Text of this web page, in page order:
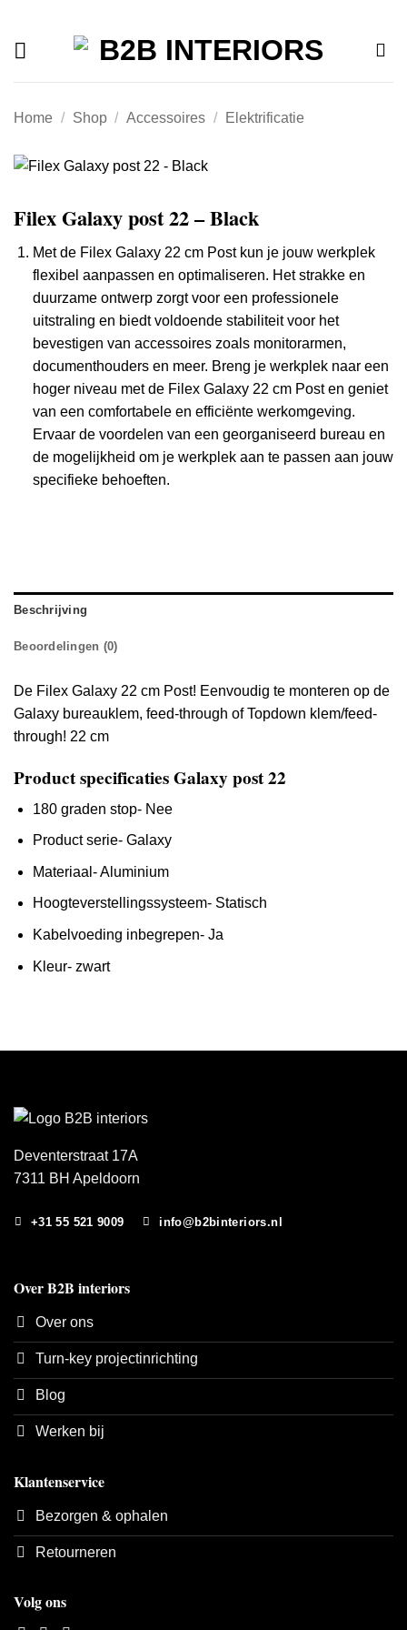
inhoud
Home / Shop / Accessoires / Elektrificatie
Filex Galaxy post 22 – Black
Met de Filex Galaxy 22 cm Post kun je jouw werkplek
flexibel aanpassen en optimaliseren. Het strakke en
duurzame ontwerp zorgt voor een professionele
uitstraling en biedt voldoende stabiliteit voor het
bevestigen van accessoires zoals monitorarmen,
documenthouders en meer. Breng je werkplek naar een
hoger niveau met de Filex Galaxy 22 cm Post en geniet
van een comfortabele en efficiënte werkomgeving.
Ervaar de voordelen van een georganiseerd bureau en
de mogelijkheid om je werkplek aan te passen aan jouw
specifieke behoeften.
Beschrijving
Beoordelingen (0)
De Filex Galaxy 22 cm Post! Eenvoudig te monteren op de
Galaxy bureauklem, feed-through of Topdown klem/feed-
through! 22 cm
Product specificaties Galaxy post 22
180 graden stop- Nee
Product serie- Galaxy
Materiaal- Aluminium
Hoogteverstellingssysteem- Statisch
Kabelvoeding inbegrepen- Ja
Kleur- zwart
Deventerstraat 17A
7311 BH Apeldoorn
+31 55 521 9009 info@b2binteriors.nl
Over B2B interiors
Over ons
Turn-key projectinrichting
Blog
Werken bij
Klantenservice
Bezorgen & ophalen
Retourneren
Volg ons